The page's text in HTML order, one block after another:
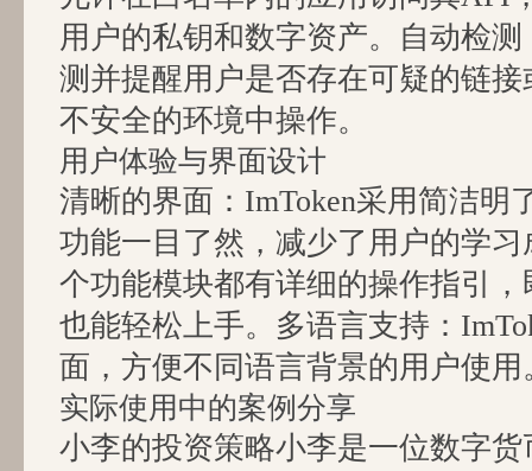
用户的私钥和数字资产。自动检测
测并提醒用户是否存在可疑的链
不安全的环境中操作。
用户体验与界面设计
清晰的界面：ImToken采用简洁明
功能一目了然，减少了用户的学
个功能模块都有详细的操作指引
也能轻松上手。多语言支持：
面，方便不同语言背景的用户使用
实际使用中的案例分享
小李的投资策略小李是一位数字